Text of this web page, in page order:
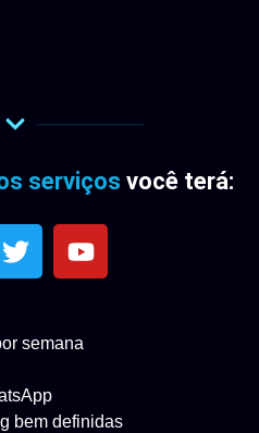
serviços você terá:
semana
bem definidas